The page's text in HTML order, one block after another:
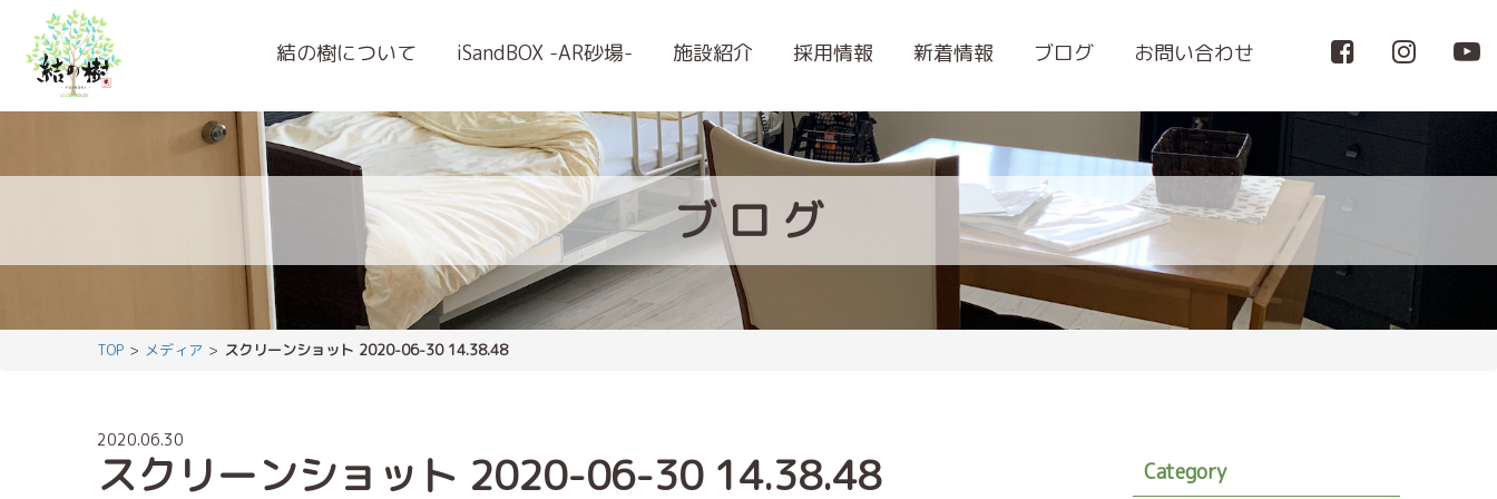
結の樹について iSandBOX -AR砂場- 施設紹介 採用情報 新着情報 ブログ お問い合わせ
ブロ グ
TOP メディア スクリーンショット 2020-06-30 14.38.48
2020.06.30
スクリーンショット 2020-06-30 14.38.48 Category